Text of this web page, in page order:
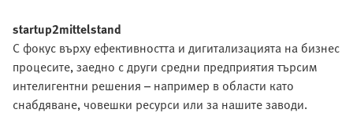
startup2mittelstand
С фокус върху ефективността и дигитализацията на бизнес
процесите, заедно с други средни предприятия търсим
интелигентни решения – например в области като
снабдяване, човешки ресурси или за нашите заводи.